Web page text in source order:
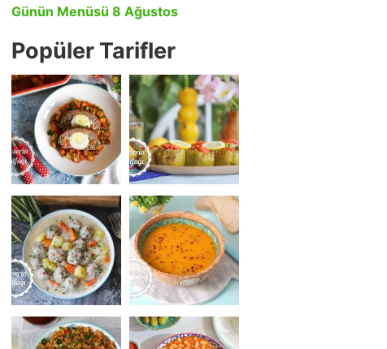
Günün Menüsü 8 Ağustos
Popüler Tarifler